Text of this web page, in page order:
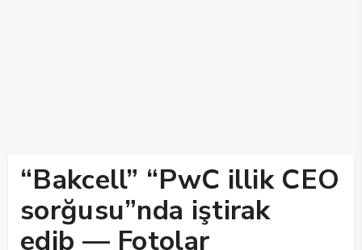
“Bakcell” “PwC illik CEO
sorğusu”nda iştirak
edib — Fotolar